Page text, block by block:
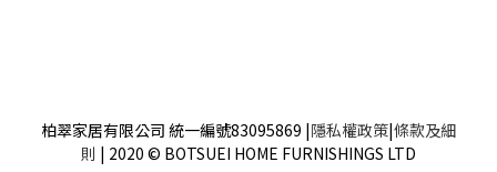
柏翠家居有限公司 統一編號83095869 |隱私權政策|條款及細
則 | 2020 © BOTSUEI HOME FURNISHINGS LTD